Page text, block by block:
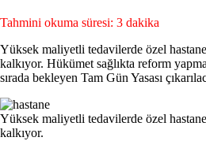
Tahmini okuma süresi: 3 dakika
Yüksek maliyetli tedavilerde özel
kalkıyor. Hükümet sağlıkta reform
sırada bekleyen Tam Gün Yasası
Yüksek maliyetli tedavilerde özel
kalkıyor.